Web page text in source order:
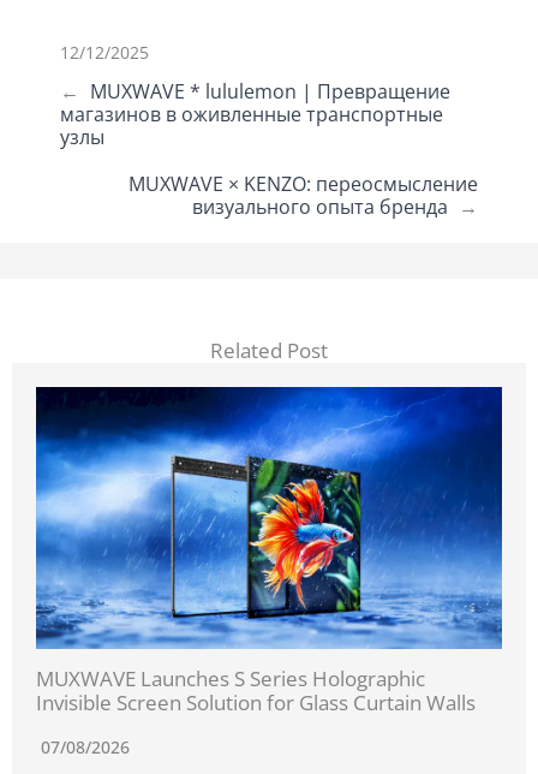
12/12/2025
← MUXWAVE * lululemon | Превращение
магазинов в оживленные транспортные
узлы
MUXWAVE × KENZO: переосмысление
визуального опыта бренда →
Related Post
MUXWAVE Launches S Series Holographic
Invisible Screen Solution for Glass Curtain Walls
07/08/2026